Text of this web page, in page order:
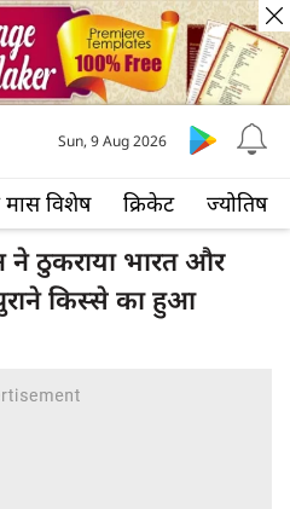
मास विशेष क्रिकेट ज्योतिष
Sun, 9 Aug 2026
ने ठुकराया भारत और
किस्से का हुआ